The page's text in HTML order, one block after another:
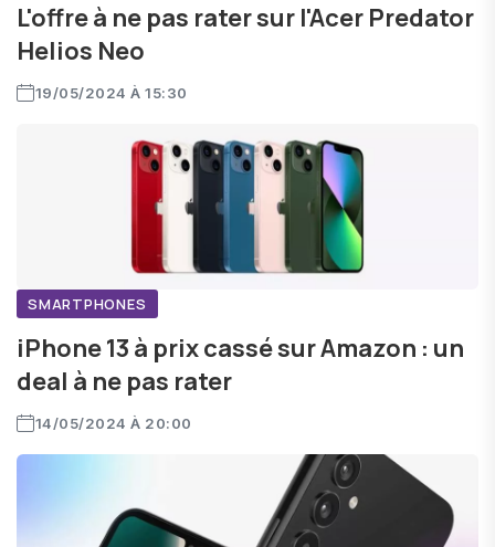
L'offre à ne pas rater sur l'Acer Predator
Helios Neo
19/05/2024 À 15:30
SMARTPHONES
iPhone 13 à prix cassé sur Amazon : un
deal à ne pas rater
14/05/2024 À 20:00